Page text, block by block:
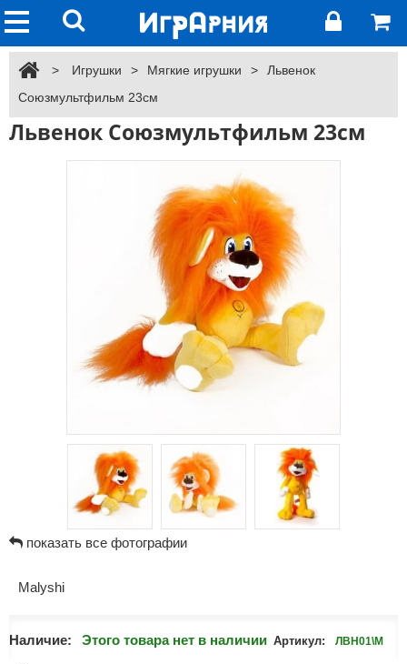
> Игрушки > Мягкие игрушки >
Львенок
Союзмультфильм 23см
Львенок Союзмультфильм 23см
показать все фотографии
Malyshi
Наличие: Этого товара нет в наличии Артикул: ЛВН01\М